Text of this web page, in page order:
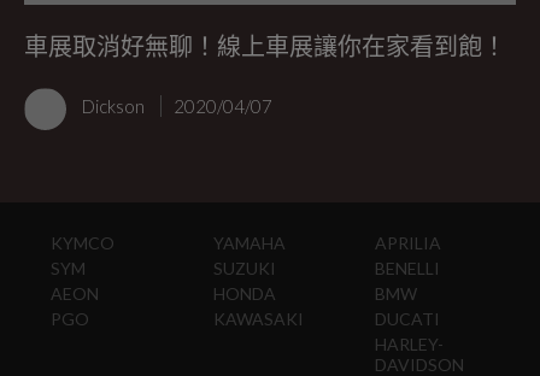
車展取消好無聊！線上車展讓你在家看到飽！
Dickson 2020/04/07
KYMCO
SYM
AEON
PGO
YAMAHA
SUZUKI
HONDA
KAWASAKI
APRILIA
BENELLI
BMW
DUCATI
HARLEY-
DAVIDSON